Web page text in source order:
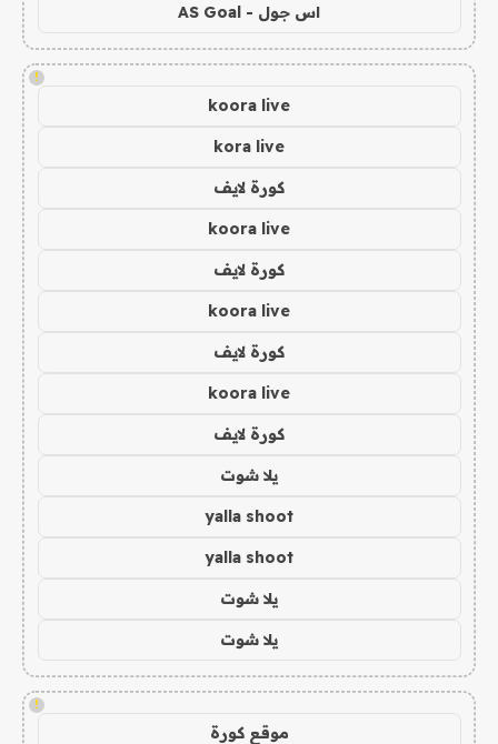
اس جول - AS Goal
!
koora live
kora live
كورة لايف
koora live
كورة لايف
koora live
كورة لايف
koora live
كورة لايف
يلا شوت
yalla shoot
yalla shoot
يلا شوت
يلا شوت
!
موقع كورة